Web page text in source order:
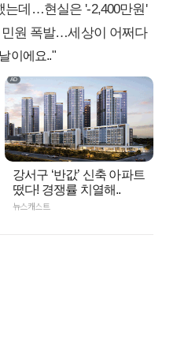
는데…현실은 '-2,400만원'
원 폭발…세상이 어쩌다
이에요.."
강서구 ‘반값’ 신축 아파트
떴다! 경쟁률 치열해..
뉴스캐스트